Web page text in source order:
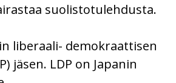
suolistotulehdusta.
liberaali- demokraattisen
jäsen. LDP on Japanin